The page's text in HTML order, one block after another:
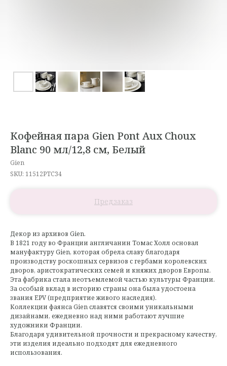
Кофейная пара Gien Pont Aux Choux
Blanc 90 мл/12,8 см, Белый
Gien
SKU: 11512PTC34
Декор из архивов Gien.
В 1821 году во Франции англичанин Томас Холл основал
мануфактуру Gien, которая обрела славу благодаря
производству роскошных сервизов с гербами королевских
дворов, аристократических семей и княжих дворов Европы.
Эта фабрика стала неотъемлемой частью культуры Франции.
За особый вклад в историю страны она была удостоена
звания EPV (предприятие живого наследия).
Коллекции фаянса Gien славятся своими уникальными
дизайнами, ежедневно над ними работают лучшие
художники Франции.
Благодаря удивительной прочности и прекрасному качеству,
эти изделия идеально подходят для ежедневного
использования.